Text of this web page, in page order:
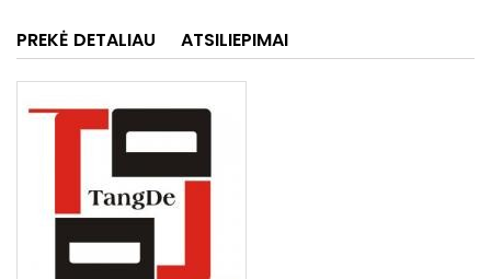
PREKĖ DETALIAU ATSILIEPIMAI